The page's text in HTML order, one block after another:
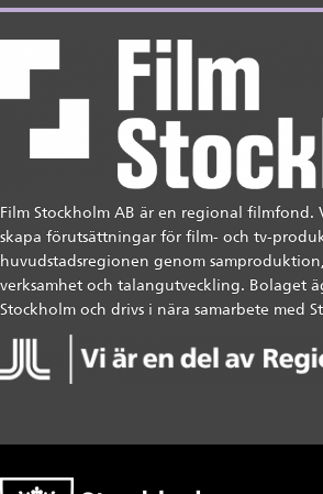
Film Stockholm AB är en regional filmfond.
skapa förutsättningar för film- och tv-
huvudstadsregionen genom
verksamhet och talangutveckling. Bolaget
Stockholm och drivs i nära samarbete med